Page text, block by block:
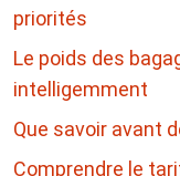
priorités
Le poids des
intelligemment
Que savoir avant
Comprendre le